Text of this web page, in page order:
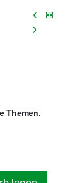
Themen.